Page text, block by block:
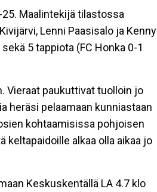
Maalintekijä tilastossa
Lenni Paasisalo ja Kenny
5 tappiota (FC Honka 0-1
Vieraat paukuttivat tuolloin jo
heräsi pelaamaan kunniastaan
kohtaamisissa pohjoisen
alkaa olla aikaa jo
Keskuskentällä LA 4.7 klo